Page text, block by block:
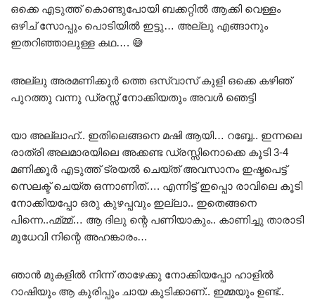
ഒക്കെ എടുത്ത് കൊണ്ടുപോയി ബക്കറ്റിൽ ആക്കി വെള്ളം
ഒഴിച് സോപ്പും പൊടിയിൽ ഇട്ടു… അല്ലു എങ്ങാനും
ഇതറിഞ്ഞാലുള്ള കഥ…. 😅
അല്ലു അരമണിക്കൂർ ത്തെ ഒസ്‌വാസ് കുളി ഒക്കെ കഴിഞ്
പുറത്തു വന്നു ഡ്രസ്സ് നോക്കിയതും അവൾ ഞെട്ടി
യാ അല്ലാഹ്.. ഇതിലെങ്ങനെ മഷി ആയി… റബ്ബേ.. ഇന്നലെ
രാത്രി അലമാരയിലെ അക്കണ്ട ഡ്രസ്സിനൊക്കെ കൂടി 3-4
മണിക്കൂർ എടുത്ത് ട്രയൽ ചെയ്ത് അവസാനം ഇഷ്ടപെട്ട്
സെലക്ട് ചെയ്ത ഒന്നാണിത്…. എന്നിട്ട് ഇപ്പൊ രാവിലെ കൂടി
നോക്കിയപ്പോ ഒരു കുഴപ്പവും ഇല്ലാ.. ഇതെങ്ങനെ
പിന്നെ..ഹ്മ്മ്മ്… ആ ദിലു ന്റെ പണിയാകും.. കാണിച്ചു താരാടി
മൂധേവി നിന്റെ അഹങ്കാരം…
ഞാൻ മുകളിൽ നിന്ന് താഴേക്കു നോക്കിയപ്പോ ഹാളിൽ
റാഷിയും ആ കുരിപ്പും ചായ കുടിക്കാണ്.. ഇമ്മയും ഉണ്ട്..